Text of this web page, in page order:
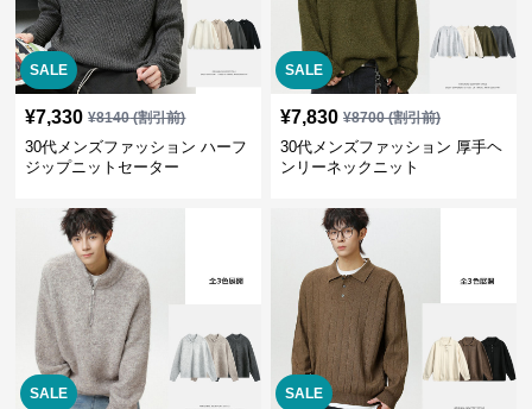
SALE
¥7,330 ¥8140(割引前)
30代メンズファッション ハーフ
ジップニットセーター
SALE
¥7,830 ¥8700(割引前)
30代メンズファッション 厚手ヘ
ンリーネックニット
SALE SALE